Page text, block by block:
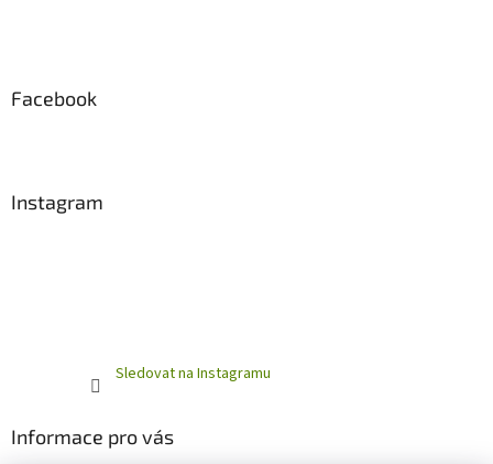
Facebook
Instagram
Sledovat na Instagramu
Informace pro vás